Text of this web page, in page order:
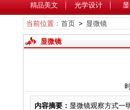
精品美文 光学设计
当前位置： 首页> 显微镜
显微镜
内容摘要： 显微镜观察方式一